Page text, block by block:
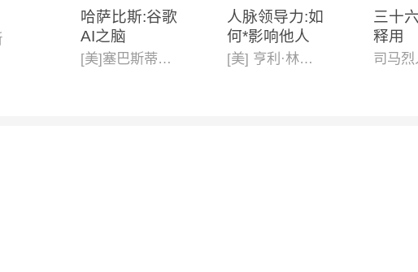
哈萨比斯:谷歌
AI之脑
[美]塞巴斯蒂安·马拉比(Sebastian Mallaby)
人脉领导力:如
何*影响他人
[美] 亨利·林德格伦
三十
释用
司马烈